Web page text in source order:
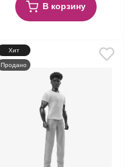
В корзину
Хит
Продано